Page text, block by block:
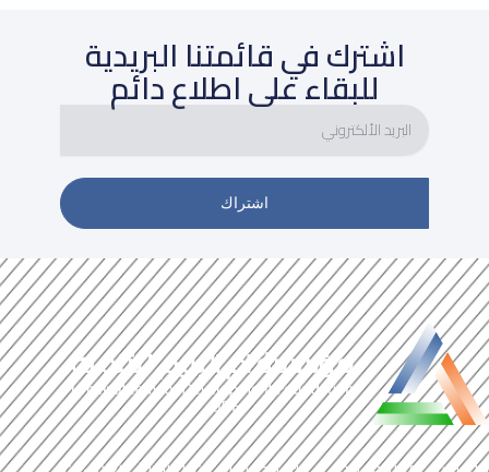
اشترك في قائمتنا البريدية
للبقاء على اطلاع دائم
الألكتروني
اشتراك